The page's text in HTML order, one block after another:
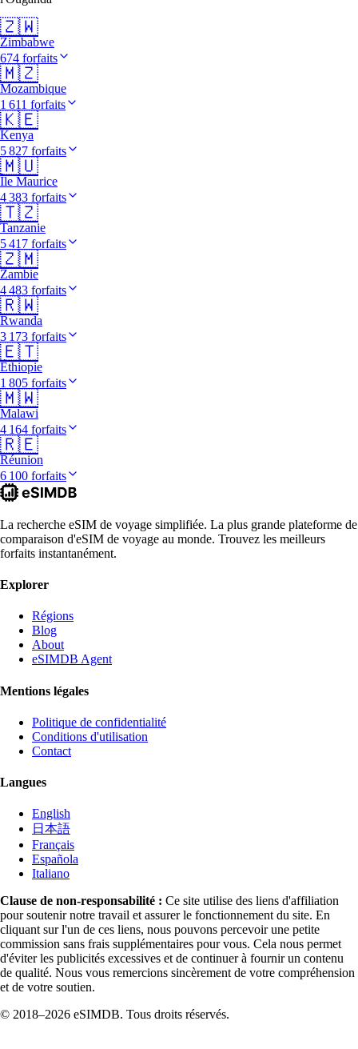
🇿🇼
Zimbabwe
674 forfaits
🇲🇿
Mozambique
1 611 forfaits
🇰🇪
Kenya
5 827 forfaits
🇲🇺
Île Maurice
4 383 forfaits
🇹🇿
Tanzanie
5 417 forfaits
🇿🇲
Zambie
4 483 forfaits
🇷🇼
Rwanda
3 173 forfaits
🇪🇹
Éthiopie
1 805 forfaits
🇲🇼
Malawi
4 164 forfaits
🇷🇪
Réunion
6 100 forfaits
La recherche eSIM de voyage simplifiée. La plus grande plateforme de
comparaison d'eSIM de voyage au monde. Trouvez les meilleurs
forfaits instantanément.
Explorer
Régions
Blog
About
eSIMDB Agent
Mentions légales
Politique de confidentialité
Conditions d'utilisation
Contact
Langues
English
日本語
Français
Española
Italiano
Clause de non-responsabilité : Ce site utilise des liens d'affiliation
pour soutenir notre travail et assurer le fonctionnement du site. En
cliquant sur l'un de ces liens, nous pouvons percevoir une petite
commission sans frais supplémentaires pour vous. Cela nous permet
d'éviter les publicités excessives et de continuer à fournir un contenu
de qualité. Nous vous remercions sincèrement de votre compréhension
et de votre soutien.
© 2018–2026 eSIMDB. Tous droits réservés.